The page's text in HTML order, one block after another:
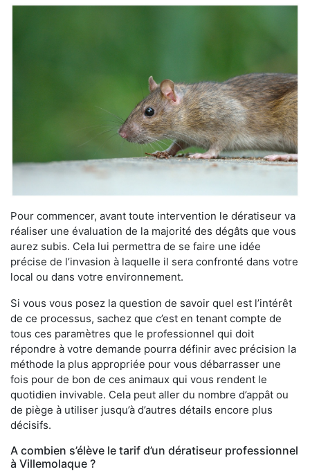
Pour commencer, avant toute intervention le dératiseur va
réaliser une évaluation de la majorité des dégâts que vous
aurez subis. Cela lui permettra de se faire une idée
précise de l’invasion à laquelle il sera confronté dans votre
local ou dans votre environnement.
Si vous vous posez la question de savoir quel est l’intérêt
de ce processus, sachez que c’est en tenant compte de
tous ces paramètres que le professionnel qui doit
répondre à votre demande pourra définir avec précision la
méthode la plus appropriée pour vous débarrasser une
fois pour de bon de ces animaux qui vous rendent le
quotidien invivable. Cela peut aller du nombre d’appât ou
de piège à utiliser jusqu’à d’autres détails encore plus
décisifs.
A combien s’élève le tarif d’un dératiseur professionnel
à Villemolaque ?